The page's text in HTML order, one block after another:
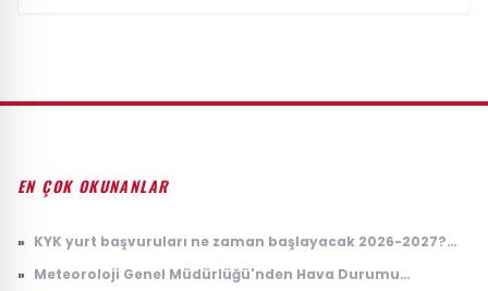
EN ÇOK OKUNANLAR
» KYK yurt başvuruları ne zaman başlayacak 2026-2027?
Devlet)
» Meteoroloji Genel Müdürlüğü'nden Hava Durumu